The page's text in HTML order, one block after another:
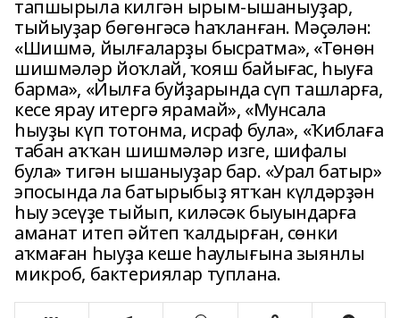
тапшырыла килгән ырым-ышаныуҙар,
тыйыуҙар бөгөнгәсә һаҡланған. Мәҫәлән:
«Шишмә, йылғаларҙы бысратма», «Төнөн
шишмәләр йоҡлай, ҡояш байығас, һыуға
барма», «Йылға буйҙарында сүп ташларға,
кесе ярау итергә ярамай», «Мунсала
һыуҙы күп тотонма, исраф була», «Ҡиблаға
табан аҡҡан шишмәләр изге, шифалы
була» тигән ышаныуҙар бар. «Урал батыр»
эпосында ла батырыбыҙ ятҡан күлдәрҙән
һыу эсеүҙе тыйып, киләсәк быуындарға
аманат итеп әйтеп ҡалдырған, сөнки
аҡмаған һыуҙа кеше һаулығына зыянлы
микроб, бактериялар туплана.